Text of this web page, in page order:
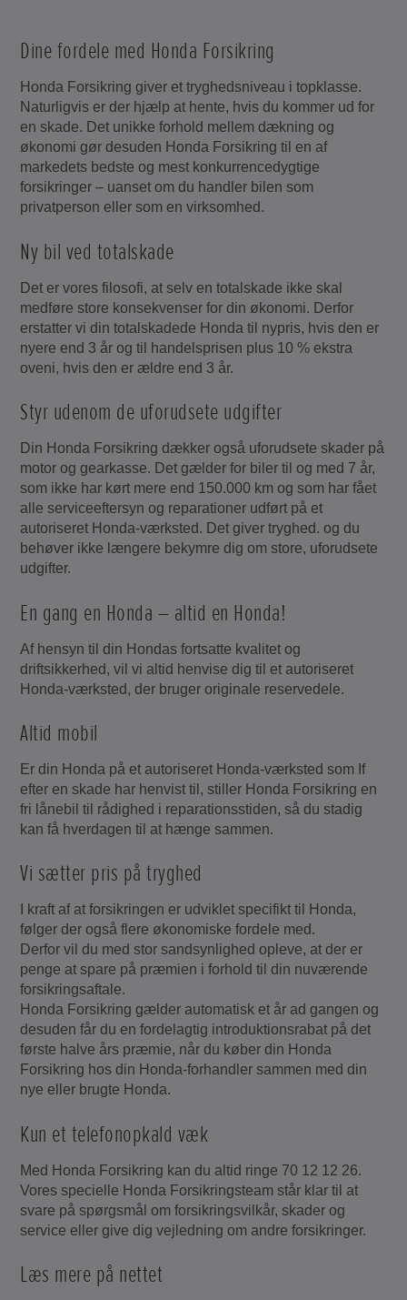
Dine fordele med Honda Forsikring
Honda Forsikring giver et tryghedsniveau i topklasse.
Naturligvis er der hjælp at hente, hvis du kommer ud for
en skade. Det unikke forhold mellem dækning og
økonomi gør desuden Honda Forsikring til en af
markedets bedste og mest konkurrencedygtige
forsikringer – uanset om du handler bilen som
privatperson eller som en virksomhed.
Ny bil ved totalskade
Det er vores filosofi, at selv en totalskade ikke skal
medføre store konsekvenser for din økonomi. Derfor
erstatter vi din totalskadede Honda til nypris, hvis den er
nyere end 3 år og til handelsprisen plus 10 % ekstra
oveni, hvis den er ældre end 3 år.
Styr udenom de uforudsete udgifter
Din Honda Forsikring dækker også uforudsete skader på
motor og gearkasse. Det gælder for biler til og med 7 år,
som ikke har kørt mere end 150.000 km og som har fået
alle serviceeftersyn og reparationer udført på et
autoriseret Honda-værksted. Det giver tryghed. og du
behøver ikke længere bekymre dig om store, uforudsete
udgifter.
En gang en Honda – altid en Honda!
Af hensyn til din Hondas fortsatte kvalitet og
driftsikkerhed, vil vi altid henvise dig til et autoriseret
Honda-værksted, der bruger originale reservedele.
Altid mobil
Er din Honda på et autoriseret Honda-værksted som If
efter en skade har henvist til, stiller Honda Forsikring en
fri lånebil til rådighed i reparationsstiden, så du stadig
kan få hverdagen til at hænge sammen.
Vi sætter pris på tryghed
I kraft af at forsikringen er udviklet specifikt til Honda,
følger der også flere økonomiske fordele med.
Derfor vil du med stor sandsynlighed opleve, at der er
penge at spare på præmien i forhold til din nuværende
forsikringsaftale.
Honda Forsikring gælder automatisk et år ad gangen og
desuden får du en fordelagtig introduktionsrabat på det
første halve års præmie, når du køber din Honda
Forsikring hos din Honda-forhandler sammen med din
nye eller brugte Honda.
Kun et telefonopkald væk
Med Honda Forsikring kan du altid ringe 70 12 12 26.
Vores specielle Honda Forsikringsteam står klar til at
svare på spørgsmål om forsikringsvilkår, skader og
service eller give dig vejledning om andre forsikringer.
Læs mere på nettet